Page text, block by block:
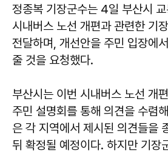
정종복 기장군수는 4일 부산시
시내버스 노선 개편과 관련한 기
전달하며, 개선안을 주민 입장에
줄 것을 요청했다.
부산시는 이번 시내버스 노선 개
주민 설명회를 통해 의견을 수렴
은 각 지역에서 제시된 의견들을
뒤 확정될 예정이다. 하지만 기장